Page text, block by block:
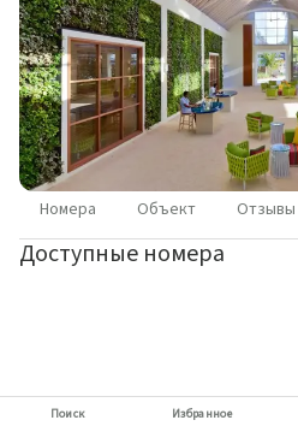
Номера Объект Отзывы
Доступные номера
Поиск Избранное